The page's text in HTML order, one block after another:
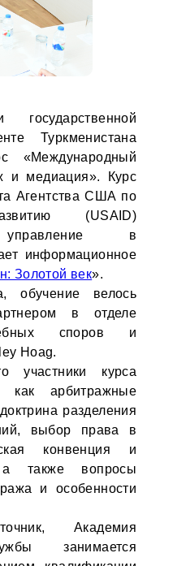
Туркменистана
«Международный
и медиация». Курс
Агентства США по
(USAID)
управление в
информационное
Золотой век».
обучение велось
в отделе
споров и
Hoag.
участники курса
как арбитражные
разделения
выбор права в
конвенция и
а также вопросы
и особенности
Академия
занимается